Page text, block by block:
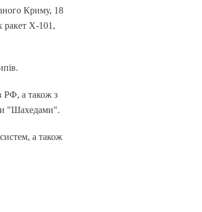
Криму, 18
ракет Х-101,
РФ, а також з
"Шахедами".
систем, а також